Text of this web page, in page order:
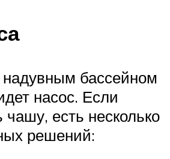
бассейном
насос. Если
чашу, есть несколько
решений: